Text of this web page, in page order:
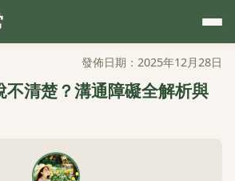
發佈日期：2025年12月28日
不清楚？溝通障礙全解析與